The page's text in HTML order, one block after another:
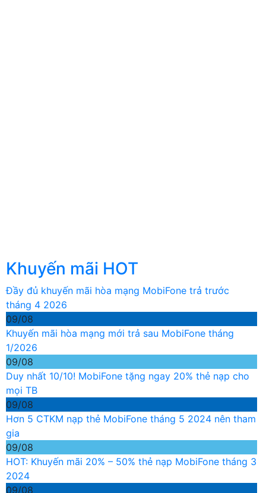
Khuyến mãi HOT
Đầy đủ khuyến mãi hòa mạng MobiFone trả trước
tháng 4 2026
09/08
Khuyến mãi hòa mạng mới trả sau MobiFone tháng
1/2026
09/08
Duy nhất 10/10! MobiFone tặng ngay 20% thẻ nạp cho
mọi TB
09/08
Hơn 5 CTKM nạp thẻ MobiFone tháng 5 2024 nên tham
gia
09/08
HOT: Khuyến mãi 20% – 50% thẻ nạp MobiFone tháng 3
2024
09/08